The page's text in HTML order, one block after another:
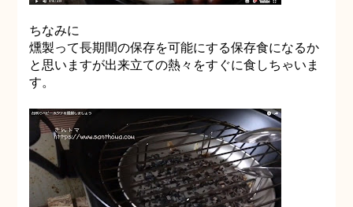
ちなみに
燻製って長期間の保存を可能にする保存食になるか
と思いますが出来立ての熱々をすぐに食しちゃいま
す。